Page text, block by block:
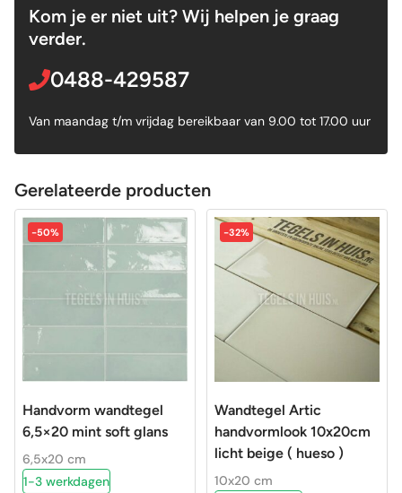
Kom je er niet uit? Wij helpen je graag
verder.
0488-429587
Van maandag t/m vrijdag bereikbaar van 9.00 tot 17.00 uur
Gerelateerde producten
-50%
Handvorm wandtegel
6,5×20 mint soft glans
6,5x20 cm
1-3 werkdagen
-32%
Wandtegel Artic
handvormlook 10x20cm
licht beige ( hueso )
10x20 cm